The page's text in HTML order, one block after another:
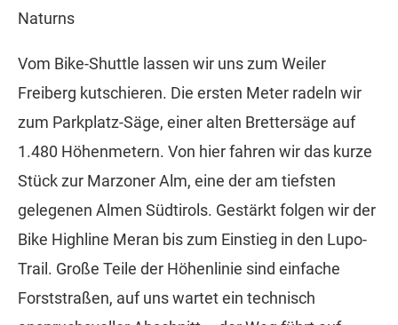
Naturns
Vom Bike-Shuttle lassen wir uns zum Weiler
Freiberg kutschieren. Die ersten Meter radeln wir
zum Parkplatz-Säge, einer alten Brettersäge auf
1.480 Höhenmetern. Von hier fahren wir das kurze
Stück zur Marzoner Alm, eine der am tiefsten
gelegenen Almen Südtirols. Gestärkt folgen wir der
Bike Highline Meran bis zum Einstieg in den Lupo-
Trail. Große Teile der Höhenlinie sind einfache
Forststraßen, auf uns wartet ein technisch